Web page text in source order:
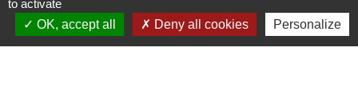
Textes de référence
to activate
OK, accept all
Deny all cookies Personalize